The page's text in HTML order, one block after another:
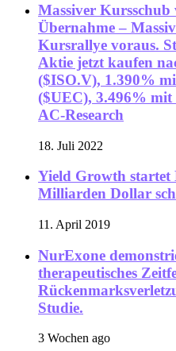
Massiver
Übernahme –
Kursrallye voraus.
Aktie jetzt kaufen
($ISO.V), 1.390%
($UEC), 3.496%
AC-Research
18. Juli 2022
Yield Growth startet
Milliarden Dollar
11. April 2019
NurExone
therapeutisches
Studie.
3 Wochen ago